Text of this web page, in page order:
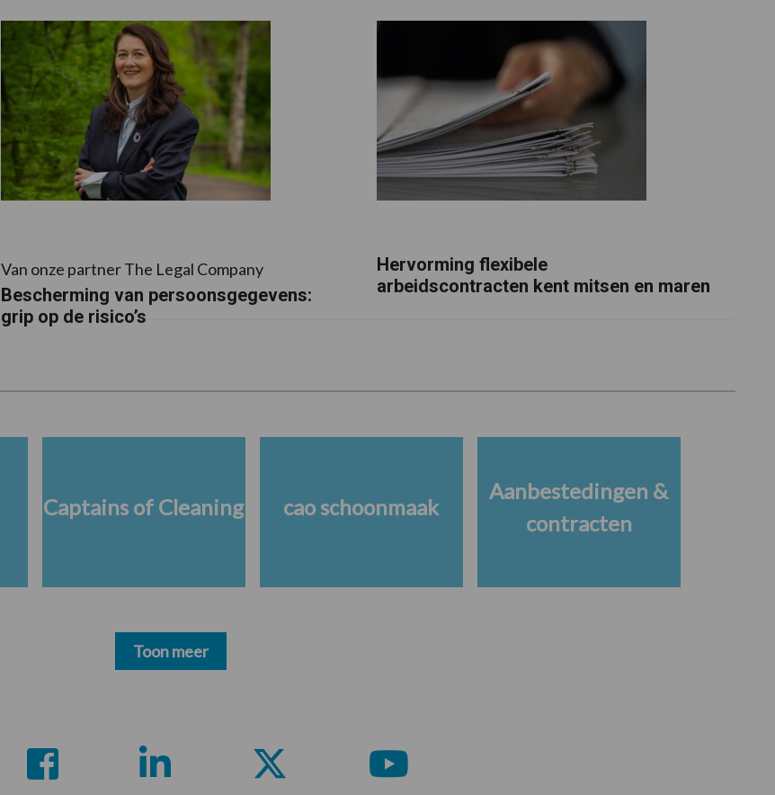
Van onze partner The Legal Company
Bescherming van persoonsgegevens:
grip op de risico’s
Hervorming flexibele
arbeidscontracten kent mitsen en maren
Captains of Cleaning cao schoonmaak
Aanbestedingen &
contracten
Toon meer